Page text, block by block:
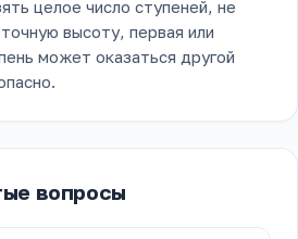
целое число ступеней, не
высоту, первая или
может оказаться другой
вопросы